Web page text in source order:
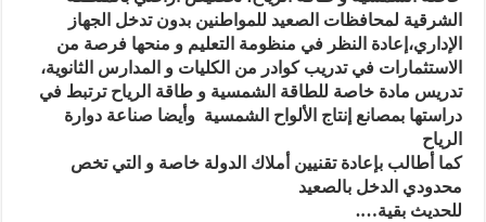
الشرقية لمحافظات الصعيد للمواطنين بدون تدخل الجهاز
الإداري،إعادة النظر في منظومة التعليم و منحها فرصة من
الاستثمارات في تدريب كوادر من الكليات و المدارس الثانوية،
تدريس مادة خاصة للطاقة الشمسية و طاقة الرياح ترتبط في
دراستها بمصانع إنتاج الألواح الشمسية وأيضا صناعة دوارة
الرياح
كما أطالب بإعادة تقنيين أملاك الدولة خاصة و التي تخص
محدودي الدخل بالصعيد
للحديث بقية….